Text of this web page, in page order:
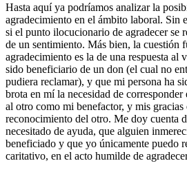
Hasta aquí ya podríamos analizar la
agradecimiento en el ámbito laboral. Sin
si el punto ilocucionario de agradecer se
de un sentimiento. Más bien, la cuestión
agradecimiento es la de una respuesta al
sido beneficiario de un don (el cual no
pudiera reclamar), y que mi persona ha
brota en mí la necesidad de
al otro como mi benefactor, y mis gracias
reconocimiento del otro. Me doy cuenta
necesitado de ayuda, que alguien
beneficiado y que yo únicamente puedo
caritativo, en el acto humilde de